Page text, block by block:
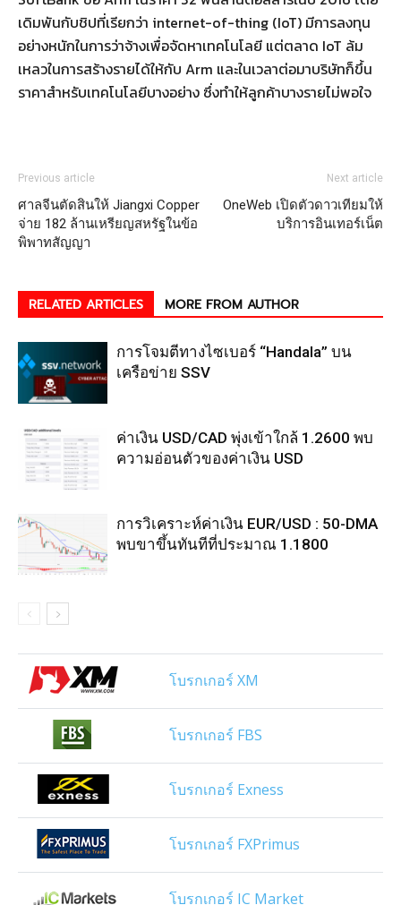
เดิมพันกับชิปที่เรียกว่า internet-of-thing (IoT) มีการลงทุน
อย่างหนักในการว่าจ้างเพื่อจัดหาเทคโนโลยี แต่ตลาด IoT ล้ม
เหลวในการสร้างรายได้ให้กับ Arm และในเวลาต่อมาบริษัทก็ขึ้น
ราคาสำหรับเทคโนโลยีบางอย่าง ซึ่งทำให้ลูกค้าบางรายไม่พอใจ
Previous article
ศาลจีนตัดสินให้ Jiangxi Copper
จ่าย 182 ล้านเหรียญสหรัฐในข้อ
พิพาทสัญญา
Next article
OneWeb เปิดตัวดาวเทียมให้
บริการอินเทอร์เน็ต
RELATED ARTICLES MORE FROM AUTHOR
การโจมตีทางไซเบอร์ “Handala” บน
เครือข่าย SSV
ค่าเงิน USD/CAD พุ่งเข้าใกล้ 1.2600 พบ
ความอ่อนตัวของค่าเงิน USD
การวิเคราะห์ค่าเงิน EUR/USD : 50-DMA
พบขาขึ้นทันทีที่ประมาณ 1.1800
โบรกเกอร์ XM
โบรกเกอร์ FBS
โบรกเกอร์ Exness
โบรกเกอร์ FXPrimus
โบรกเกอร์ IC Market